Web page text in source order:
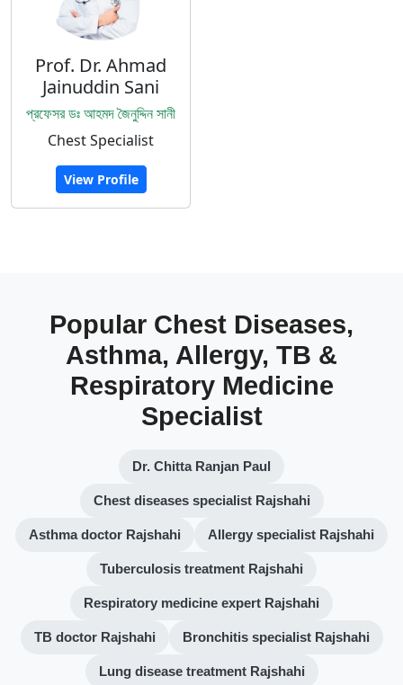
Prof. Dr. Ahmad
Jainuddin Sani
প্রফেসর ডঃ আহমদ জৈনুদ্দিন সানী
Chest Specialist
View Profile
Popular Chest Diseases,
Asthma, Allergy, TB &
Respiratory Medicine
Specialist
Dr. Chitta Ranjan Paul
Chest diseases specialist Rajshahi
Asthma doctor Rajshahi Allergy specialist Rajshahi
Tuberculosis treatment Rajshahi
Respiratory medicine expert Rajshahi
TB doctor Rajshahi Bronchitis specialist Rajshahi
Lung disease treatment Rajshahi